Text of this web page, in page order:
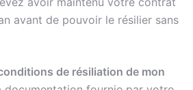
avant de pouvoir le résilier sans
de résiliation de mon